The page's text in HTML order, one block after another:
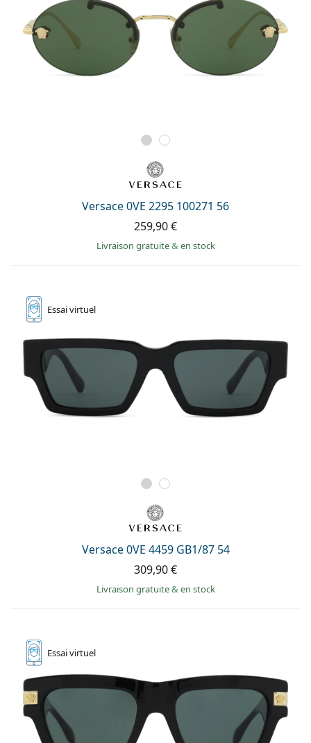
Versace 0VE 2295 100271 56
259,90 €
Livraison gratuite& en stock
Essaivirtuel
Versace 0VE 4459 GB1/87 54
309,90 €
Livraison gratuite& en stock
Essaivirtuel